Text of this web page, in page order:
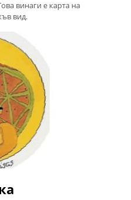
винаги е карта на
вид.